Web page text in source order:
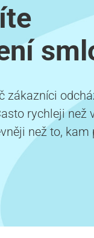
zákazníci
rychleji než
než to, kam